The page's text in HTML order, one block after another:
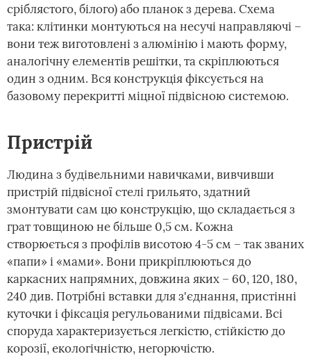
сріблястого, білого) або планок з дерева. Схема
така: клітинки монтуються на несучі направляючі –
вони теж виготовлені з алюмінію і мають форму,
аналогічну елементів решітки, та скріплюються
один з одним. Вся конструкція фіксується на
базовому перекритті міцної підвісною системою.
Пристрій
Людина з будівельними навичками, вивчивши
пристрій підвісної стелі грильято, здатний
змонтувати сам цю конструкцію, що складається з
грат товщиною не більше 0,5 см. Кожна
створюється з профілів висотою 4-5 см – так званих
«папи» і «мами». Вони прикріплюються до
каркасних напрямних, довжина яких – 60, 120, 180,
240 див. Потрібні вставки для з'єднання, пристінні
куточки і фіксація регульованими підвісами. Всі
споруда характеризується легкістю, стійкістю до
корозії, екологічністю, негорючістю.